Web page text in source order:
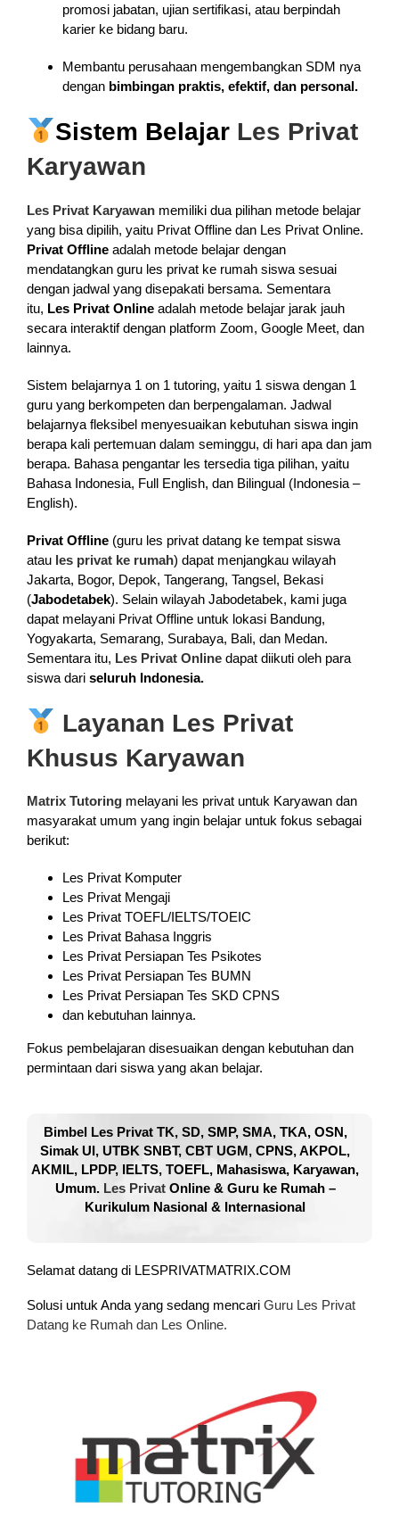
promosi jabatan, ujian sertifikasi, atau berpindah
karier ke bidang baru.
Membantu perusahaan mengembangkan SDM nya
dengan bimbingan praktis, efektif, dan personal.
Sistem Belajar Les Privat
Karyawan
Les Privat Karyawanmemiliki dua pilihan metode belajar
yang bisa dipilih, yaitu Privat Offline dan Les Privat Online.
Privat Offlineadalah metode belajar dengan
mendatangkan guru les privat ke rumah siswa sesuai
dengan jadwal yang disepakati bersama. Sementara
itu, Les Privat Onlineadalah metode belajar jarak jauh
secara interaktif dengan platform Zoom, Google Meet, dan
lainnya.
Sistem belajarnya 1 on 1 tutoring, yaitu 1 siswa dengan 1
guru yang berkompeten dan berpengalaman. Jadwal
belajarnya fleksibel menyesuaikan kebutuhan siswa ingin
berapa kali pertemuan dalam seminggu, di hari apa dan jam
berapa. Bahasa pengantar les tersedia tiga pilihan, yaitu
Bahasa Indonesia, Full English, dan Bilingual (Indonesia –
English).
Privat Offline(guru les privat datang ke tempat siswa
ataules privat ke rumah) dapat menjangkau wilayah
Jakarta, Bogor, Depok, Tangerang, Tangsel, Bekasi
(Jabodetabek). Selain wilayah Jabodetabek, kami juga
dapat melayani Privat Offline untuk lokasi Bandung,
Yogyakarta, Semarang, Surabaya, Bali, dan Medan.
Sementara itu, Les Privat Onlinedapat diikuti oleh para
siswa dari seluruh Indonesia.
Layanan Les Privat
Khusus Karyawan
Matrix Tutoring melayani les privat untuk Karyawan dan
masyarakat umum yang ingin belajar untuk fokus sebagai
berikut:
Les Privat Komputer
Les Privat Mengaji
Les Privat TOEFL/IELTS/TOEIC
Les Privat Bahasa Inggris
Les Privat Persiapan Tes Psikotes
Les Privat Persiapan Tes BUMN
Les Privat Persiapan Tes SKD CPNS
dan kebutuhan lainnya.
Fokus pembelajaran disesuaikan dengan kebutuhan dan
permintaan dari siswa yang akan belajar.
Bimbel Les Privat TK, SD, SMP, SMA, TKA, OSN,
Simak UI, UTBK SNBT, CBT UGM, CPNS, AKPOL,
AKMIL, LPDP, IELTS, TOEFL, Mahasiswa, Karyawan,
Umum. Les PrivatOnline & Guru ke Rumah –
Kurikulum Nasional & Internasional
Selamat datang di LESPRIVATMATRIX.COM
Solusi untuk Anda yang sedang mencari Guru Les Privat
Datang ke Rumah dan Les Online.